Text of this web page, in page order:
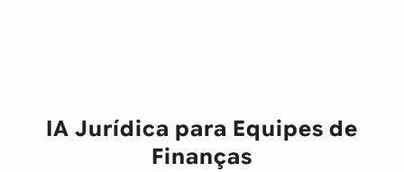
IA Jurídica para Equipes de
Finanças